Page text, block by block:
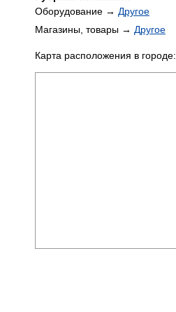
Оборудование → Другое
Магазины, товары → Другое
Карта расположения в городе: